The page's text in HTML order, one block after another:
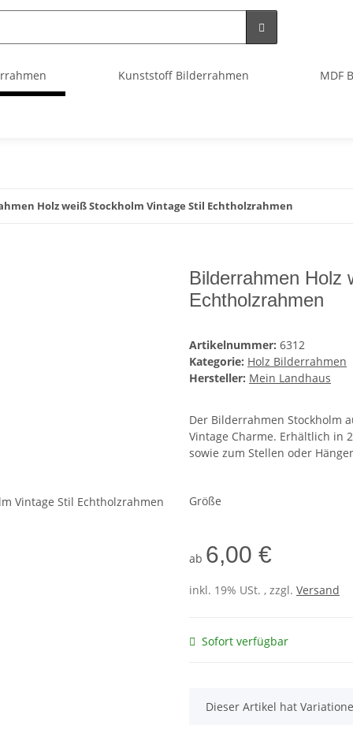
Kunststoff Bilderrahmen MDF
Holz weiß Stockholm Vintage Stil Echtholzrahmen
Bilderrahmen Holz
Echtholzrahmen
Artikelnummer: 6312
Kategorie: Holz Bilderrahmen
Hersteller: Mein Landhaus
Der Bilderrahmen Stockholm
Vintage Charme. Erhältlich in
sowie zum Stellen oder
Größe
ab 6,00 €
inkl. 19% USt. , zzgl. Versand
Sofort verfügbar
x
Dieser Artikel hat